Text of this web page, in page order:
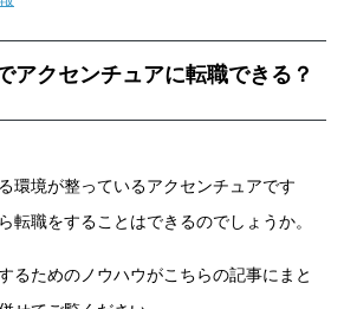
アクセンチュアに転職できる？
環境が整っているアクセンチュアです
転職をすることはできるのでしょうか。
るためのノウハウがこちらの記事にまと